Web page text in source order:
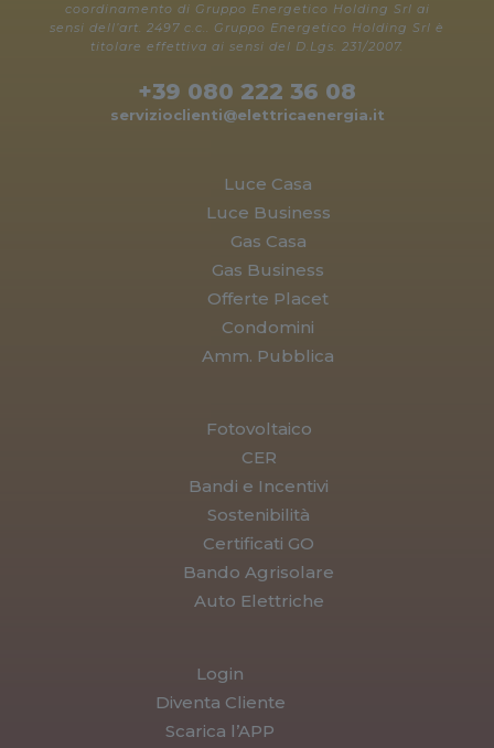
coordinamento di Gruppo Energetico Holding Srl ai
sensi dell’art. 2497 c.c.. Gruppo Energetico Holding Srl è
titolare effettiva ai sensi del D.Lgs. 231/2007.
+39 080 222 36 08
servizioclienti@elettricaenergia.it
Luce Casa
Luce Business
Gas Casa
Gas Business
Offerte Placet
Condomini
Amm. Pubblica
Fotovoltaico
CER
Bandi e Incentivi
Sostenibilità
Certificati GO
Bando Agrisolare
Auto Elettriche
Login
Diventa Cliente
Scarica l’APP